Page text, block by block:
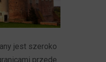
jest szeroko
przede